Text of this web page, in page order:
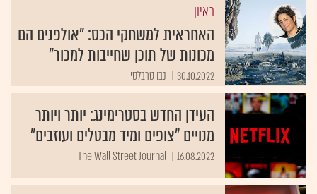
ראיון
האחראית למשחקי הכס: "אולפנים הם
מכונות של תוכן שחייבות למכור"
30.10.2022 נבו טרבלסי
העידן החדש בסטרימינג: יותר ויותר
מנויים "צופים ומיד מבטלים ועוזבים"
16.08.2022
The Wall Street Journal